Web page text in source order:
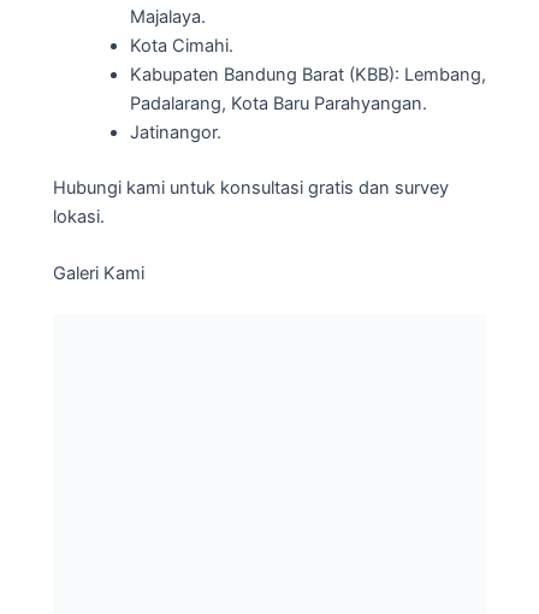
Majalaya.
Kota Cimahi.
Kabupaten Bandung Barat (KBB): Lembang,
Padalarang, Kota Baru Parahyangan.
Jatinangor.
Hubungi kami untuk konsultasi gratis dan survey
lokasi.
Galeri Kami